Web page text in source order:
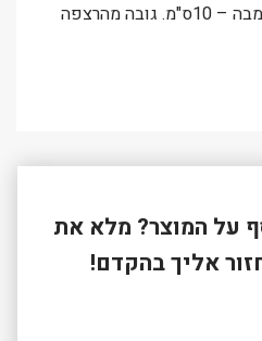
גובה מהרצפה לתחילת הבימבה – 10ס"מ. גובה מהרצפה
על המוצר? מלא את
אליך בהקדם!